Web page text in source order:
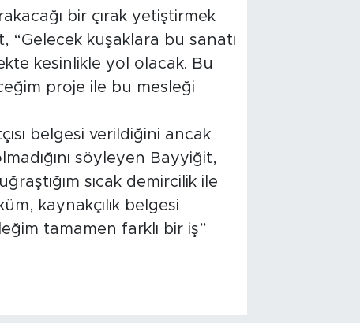
bir çırak yetiştirmek
kuşaklara bu sanatı
kesinlikle yol olacak. Bu
proje ile bu mesleği
belgesi verildiğini ancak
söyleyen Bayyiğit,
sıcak demircilik ile
kaynakçılık belgesi
tamamen farklı bir iş”